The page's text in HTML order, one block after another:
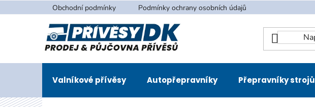
na
Obchodní podmínky Podmínky ochrany osobních údajů
Valníkové přívěsy Autopřepravníky Přepravníky strojů